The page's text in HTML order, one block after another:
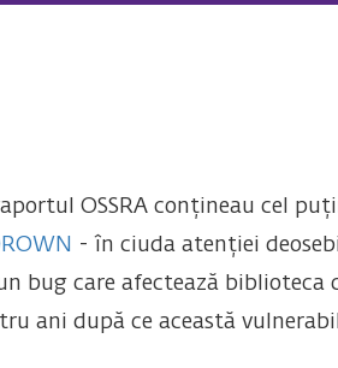
OSSRA conțineau cel
- în ciuda atenției
bug care afectează biblioteca
ani după ce această